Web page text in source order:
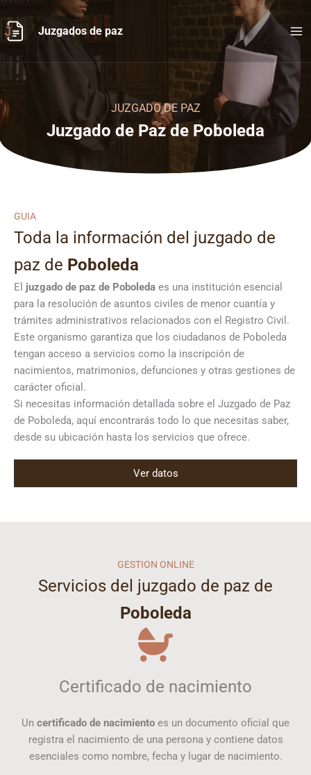
al
contenido
Juzgados de paz
JUZGADO DE PAZ
Juzgado de Paz de Poboleda
GUIA
Toda la información del juzgado de
paz de Poboleda
El juzgado de paz de Poboleda es una institución esencial
para la resolución de asuntos civiles de menor cuantía y
trámites administrativos relacionados con el Registro Civil.
Este organismo garantiza que los ciudadanos de Poboleda
tengan acceso a servicios como la inscripción de
nacimientos, matrimonios, defunciones y otras gestiones de
carácter oficial.
Si necesitas información detallada sobre el Juzgado de Paz
de Poboleda, aquí encontrarás todo lo que necesitas saber,
desde su ubicación hasta los servicios que ofrece.
Ver datos
GESTION ONLINE
Servicios del juzgado de paz de
Poboleda
Certificado de nacimiento
Un certificado de nacimiento es un documento oficial que
registra el nacimiento de una persona y contiene datos
esenciales como nombre, fecha y lugar de nacimiento.